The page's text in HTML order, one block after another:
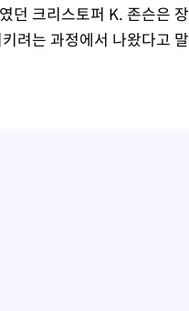
던 크리스토퍼 K. 존슨은 장
려는 과정에서 나왔다고 말